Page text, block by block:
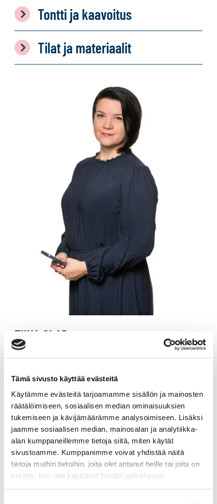
Tämä sivusto käyttää evästeitä
Käytämme evästeitä tarjoamamme sisällön ja mainosten
räätälöimiseen, sosiaalisen median ominaisuuksien
tukemiseen ja kävijämäärämme analysoimiseen. Lisäksi
jaamme sosiaalisen median, mainosalan ja analytiikka-
alan kumppaneillemme tietoja siitä, miten käytät
sivustoamme. Kumppanimme voivat yhdistää näitä
tietoja muihin tietoihin, joita olet antanut heille tai joita on
kerätty, kun olet käyttänyt heidän palvelujaan.
Tontti ja kaavoitus
Tilat ja materiaalit
TIINA GLAD
Sp-Koti Jämsä Kipinä | Kiinteistönvälitys Tanja
Heinonen Oy LKV, 2821540-9
+358 40 725 2121
WhatsApp
tiina.glad@spkoti.fi
Sp-Koti Jämsä Kipinä